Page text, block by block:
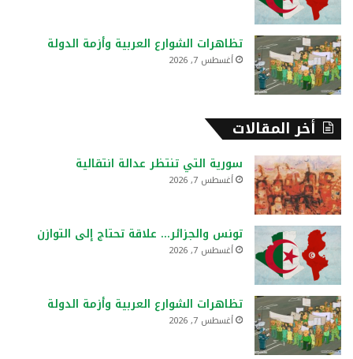
تظاهرات الشوارع العربية وأزمة الدولة
أغسطس 7, 2026
أخر المقالات
سورية التي تنتظر عدالة انتقالية
أغسطس 7, 2026
تونس والجزائر… علاقة تحتاج إلى التوازن
أغسطس 7, 2026
تظاهرات الشوارع العربية وأزمة الدولة
أغسطس 7, 2026